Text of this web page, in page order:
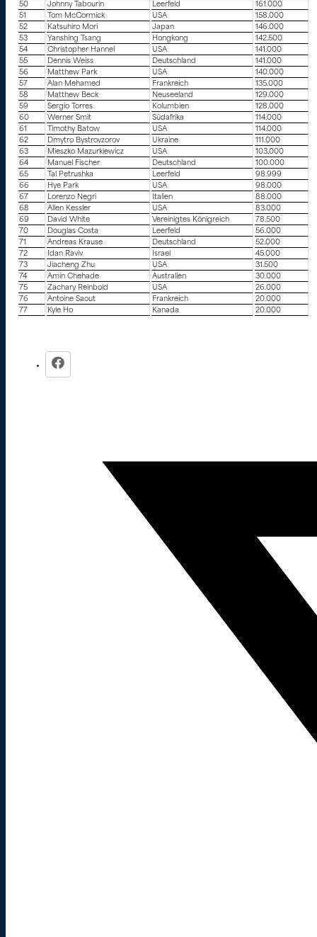
50
Johnny Tabourin Leerfeld
161.000
51
Tom McCormick USA
158.000
52
Katsuhiro Mori Japan
146.000
53
Yanshing Tsang Hongkong
142.500
54
Christopher Hannel USA
141.000
55
Dennis Weiss Deutschland
141.000
56
Matthew Park USA
140.000
57
Alan Mehamed Frankreich
135.000
58
Matthew Beck Neuseeland
129.000
59
Sergio Torres Kolumbien
128.000
60
Werner Smit Südafrika
114.000
61
Timothy Batow USA
114.000
62
Dmytro Bystrovzorov Ukraine
111.000
63
Mieszko Mazurkiewicz USA
103.000
64
Manuel Fischer Deutschland
100.000
65
Tal Petrushka Leerfeld
98.999
66
Hye Park USA
98.000
67
Lorenzo Negri Italien
88.000
68
Allen Kessler USA
83.000
69
David White Vereinigtes Königreich
78.500
70
Douglas Costa Leerfeld
56.000
71
Andreas Krause Deutschland
52.000
72
Idan Raviv Israel
45.000
73
Jiacheng Zhu USA
31.500
74
Amin Chehade Australien
30.000
75
Zachary Reinbold USA
26.000
76
Antoine Saout Frankreich
20.000
77
Kyle Ho Kanada 20.000